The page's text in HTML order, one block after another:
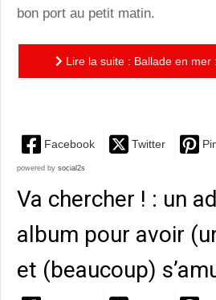
bon port au petit matin.
Lire la suite : Ballade en
Facebook Twitter
powered by social2s
Va chercher ! : un
album pour avoir
et (beaucoup)